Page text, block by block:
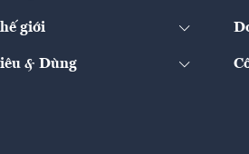
giới
& Dùng